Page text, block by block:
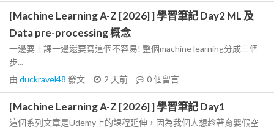
[Machine Learning A-Z [2026] ] 學習筆記 Day2 ML 及
Data pre-processing 概念
一邊要上課一邊還要寫這個不容易! 整個machine learning分成三個
步...
由 duckravel48 發文 2 天前 0個留言
[Machine Learning A-Z [2026] ] 學習筆記 Day1
這個系列文章是Udemy上的課程延伸，因為我個人想趁著育嬰假空